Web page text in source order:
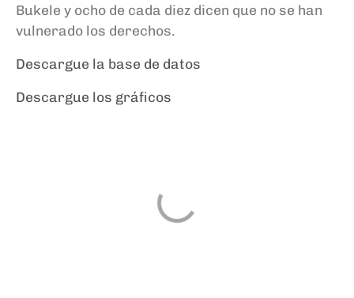
Bukele y ocho de cada diez dicen que no se han
vulnerado los derechos.
Descargue la base de datos
Descargue los gráficos